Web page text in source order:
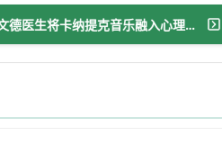
下一篇：戈文德医生将卡纳提克音乐融入心理健康治疗